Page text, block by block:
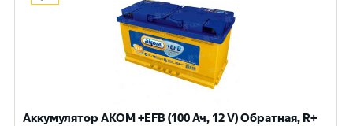
Аккумулятор AKOM +EFB (100 Ач, 12 V) Обратная, R+